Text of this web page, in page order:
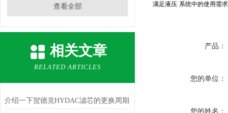
查看全部
相关文章
RELATED ARTICLES
介绍一下贺德克HYDAC滤芯的更换周期
满足液压 系统中的使用需
产品：
您的单位：
您的姓名：